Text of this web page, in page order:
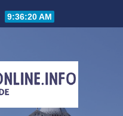
9:36:22 AM